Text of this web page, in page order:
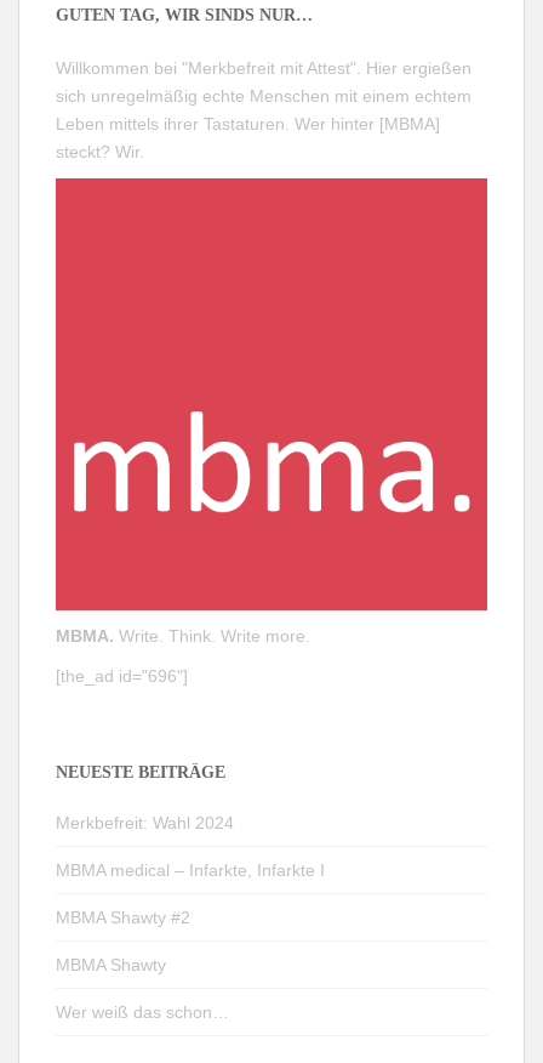
GUTEN TAG, WIR SINDS NUR…
Willkommen bei "Merkbefreit mit Attest". Hier ergießen
sich unregelmäßig echte Menschen mit einem echtem
Leben mittels ihrer Tastaturen. Wer hinter [MBMA]
steckt? Wir.
MBMA. Write. Think. Write more.
[the_ad id="696"]
NEUESTE BEITRÄGE
Merkbefreit: Wahl 2024
MBMA medical – Infarkte, Infarkte I
MBMA Shawty #2
MBMA Shawty
Wer weiß das schon…